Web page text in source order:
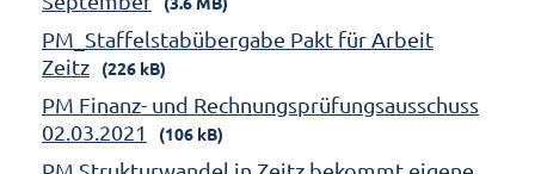
PM_Staffelstabübergabe Pakt für Arbeit
Zeitz
(226 kB)
PM Finanz- und Rechnungsprüfungsausschuss
02.03.2021
(106 kB)